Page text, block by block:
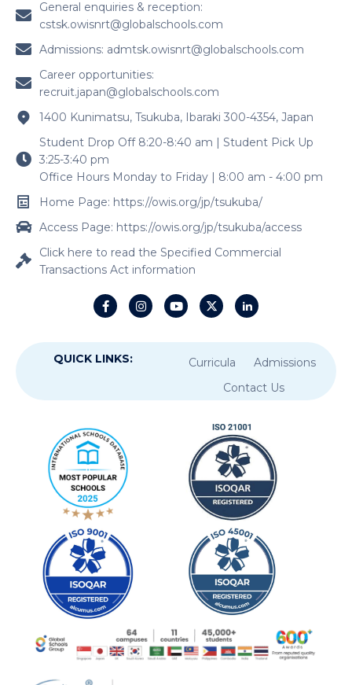
General enquiries & reception:
cstsk.owisnrt@globalschools.com
Admissions: admtsk.owisnrt@globalschools.com
Career opportunities:
recruit.japan@globalschools.com
1400 Kunimatsu, Tsukuba, Ibaraki 300-4354, Japan
Student Drop Off 8:20-8:40 am | Student Pick Up
3:25-3:40 pm
Office Hours Monday to Friday | 8:00 am - 4:00 pm
Home Page: https://owis.org/jp/tsukuba/
Access Page: https://owis.org/jp/tsukuba/access
Click here to read the Specified Commercial
Transactions Act information
QUICK LINKS: Curricula
Admissions
Contact Us